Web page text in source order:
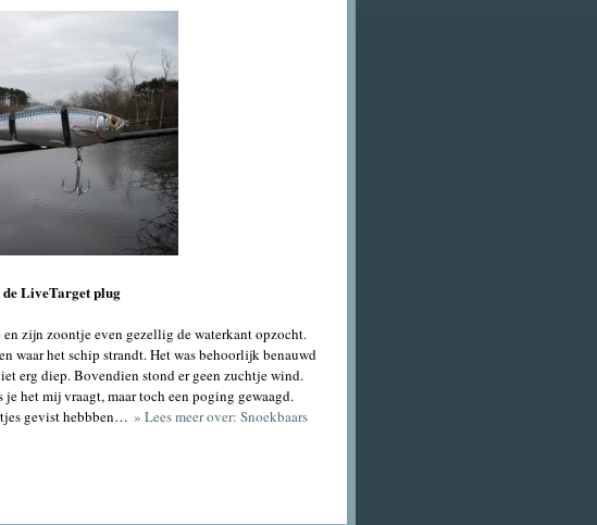
de LiveTarget plug
zijn zoontje even gezellig de waterkant opzocht.
waar het schip strandt. Het was behoorlijk benauwd
erg diep. Bovendien stond er geen zuchtje wind.
het mij vraagt, maar toch een poging gewaagd.
gevist hebbben… » Lees meer over: Snoekbaars